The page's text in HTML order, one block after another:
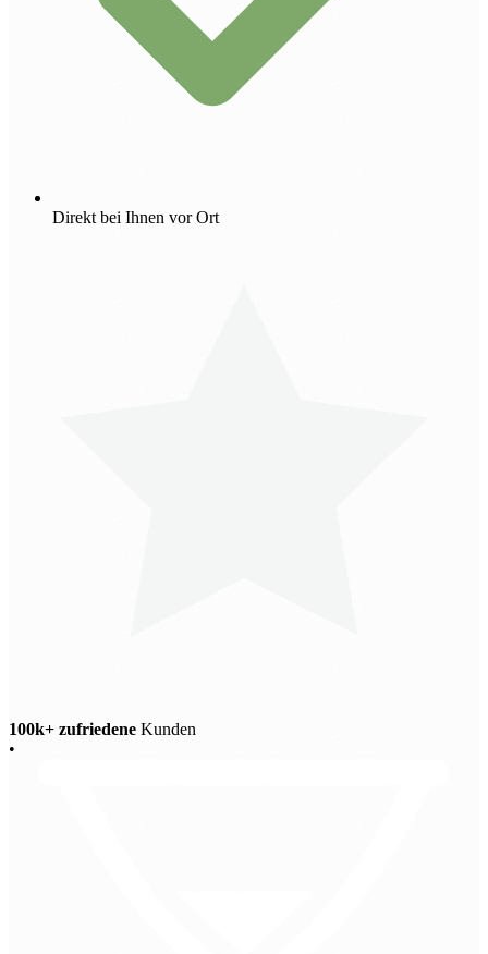
Direkt bei Ihnen vor Ort
100k+ zufriedene Kunden
•